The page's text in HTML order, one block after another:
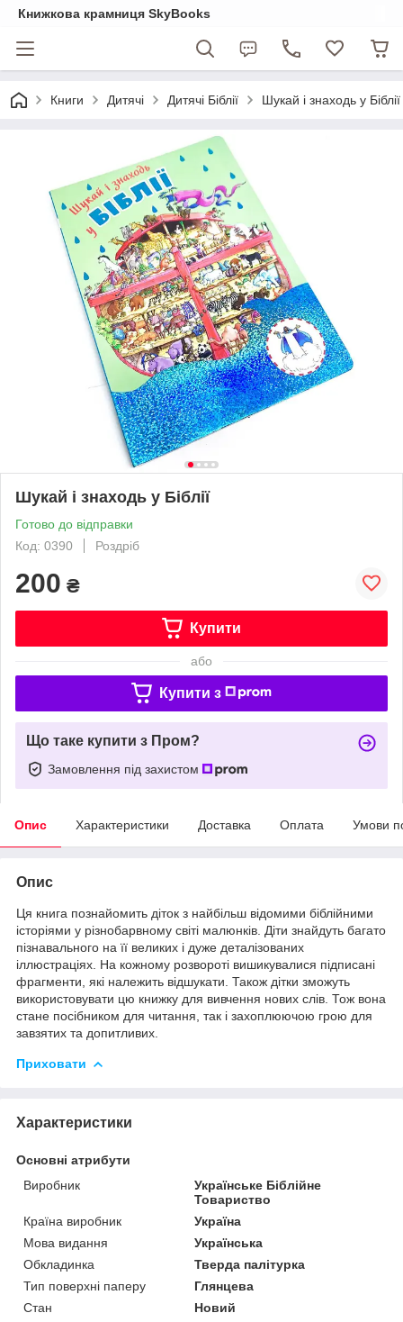
Книжкова крамниця SkyBooks
Книги Дитячі Дитячі Біблії Шукай і знаходь у Біблії
Шукай і знаходь у Біблії
Готово до відправки
Код: 0390
Роздріб
200 ₴
Купити
або
Купити з
Що таке купити з Пром?
Замовлення під захистом
Опис Характеристики Доставка Оплата Умови
Опис
Ця книга познайомить діток з найбільш відомими біблійними
історіями у різнобарвному світі малюнків. Діти знайдуть багато
пізнавального на її великих і дуже деталізованих
іллюстраціях. На кожному розвороті вишикувалися підписані
фрагменти, які належить відшукати. Також дітки зможуть
використовувати цю книжку для вивчення нових слів. Тож вона
стане посібником для читання, так і захоплюючою грою для
завзятих та допитливих.
Приховати
Характеристики
Основні атрибути
Виробник
Українське Біблійне
Товариство
Країна виробник
Україна
Мова видання
Українська
Обкладинка
Тверда палітурка
Тип поверхні паперу
Глянцева
Стан
Новий